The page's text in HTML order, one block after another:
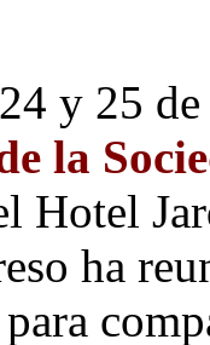
y 25
la
Hotel
ha